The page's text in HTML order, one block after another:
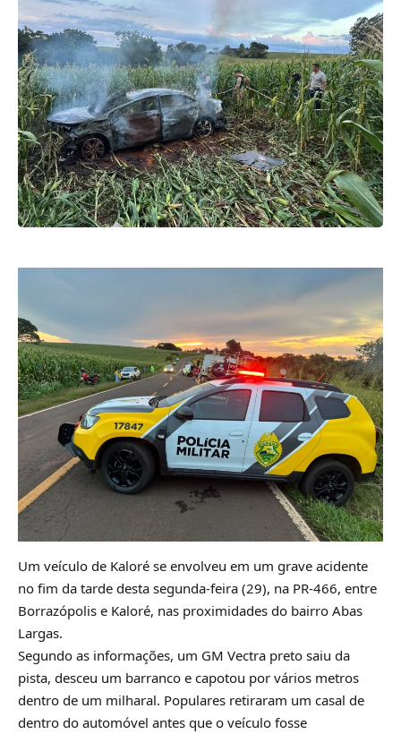
Um veículo de Kaloré se envolveu em um grave acidente
no fim da tarde desta segunda-feira (29), na PR-466, entre
Borrazópolis e Kaloré, nas proximidades do bairro Abas
Largas.
Segundo as informações, um GM Vectra preto saiu da
pista, desceu um barranco e capotou por vários metros
dentro de um milharal. Populares retiraram um casal de
dentro do automóvel antes que o veículo fosse